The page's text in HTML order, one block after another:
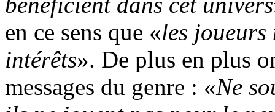
en ce sens que «les joueurs
intérêts». De plus en plus
messages du genre : «Ne